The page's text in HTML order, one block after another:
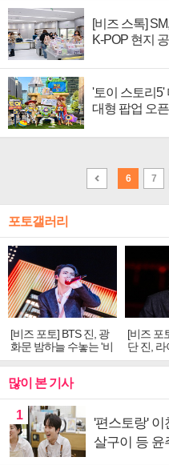
[비즈 스톡]
K-POP 현지
'토이 스토리
대형 팝업 오픈
6 7
포토갤러리
[비즈 포토] BTS 진, 광
화문 밤하늘 수놓는 '비
주얼 킹'의 열창
[비즈 포
단 진,
빛나는
많이 본 기사
1
'편스토랑' 이
살구이 등 윤